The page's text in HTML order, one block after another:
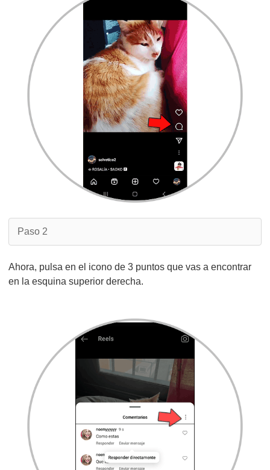
Paso 2
Ahora, pulsa en el icono de 3 puntos que vas a encontrar
en la esquina superior derecha.